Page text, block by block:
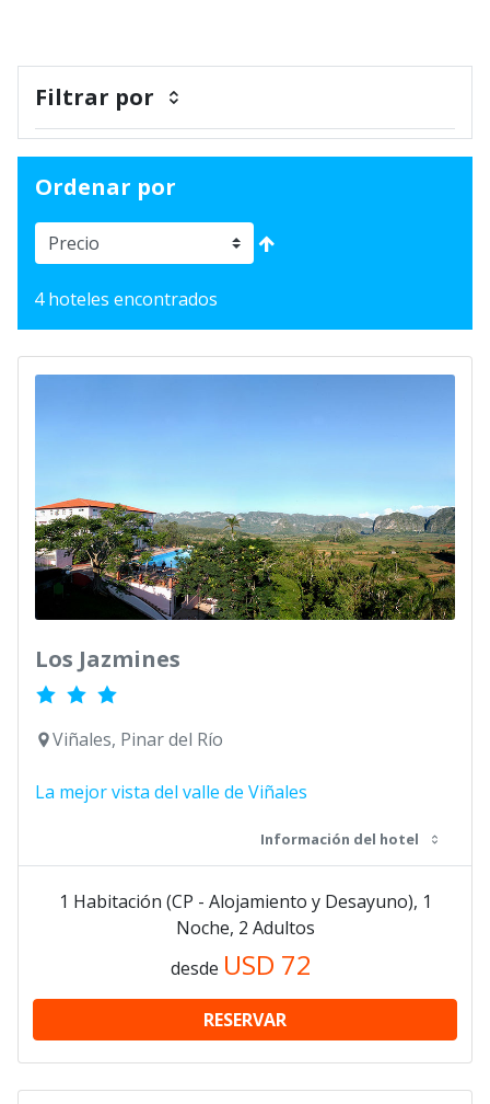
Filtrar por
Ordenar por
4 hoteles encontrados
Los Jazmines
Viñales, Pinar del Río
La mejor vista del valle de Viñales
Información del hotel
1 Habitación (CP - Alojamiento y Desayuno), 1
Noche, 2 Adultos
desde USD 72
RESERVAR